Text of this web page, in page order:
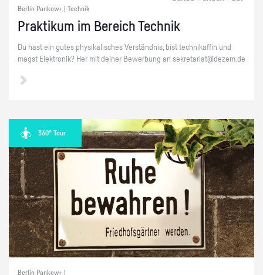
Berlin Pankow+ | Technik
Prak­ti­kum im Be­reich Tech­nik
Du hast ein gutes phy­si­ka­li­sches Ver­ständ­nis, bist tech­ni­kaf­fin und
magst Elek­tro­nik? Her mit dei­ner Be­wer­bung an se­kre­ta­ri­at@​dezem.​de
360° Tour
Berlin Pankow+ |